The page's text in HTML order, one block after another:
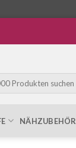
NÄHZUBEHÖR